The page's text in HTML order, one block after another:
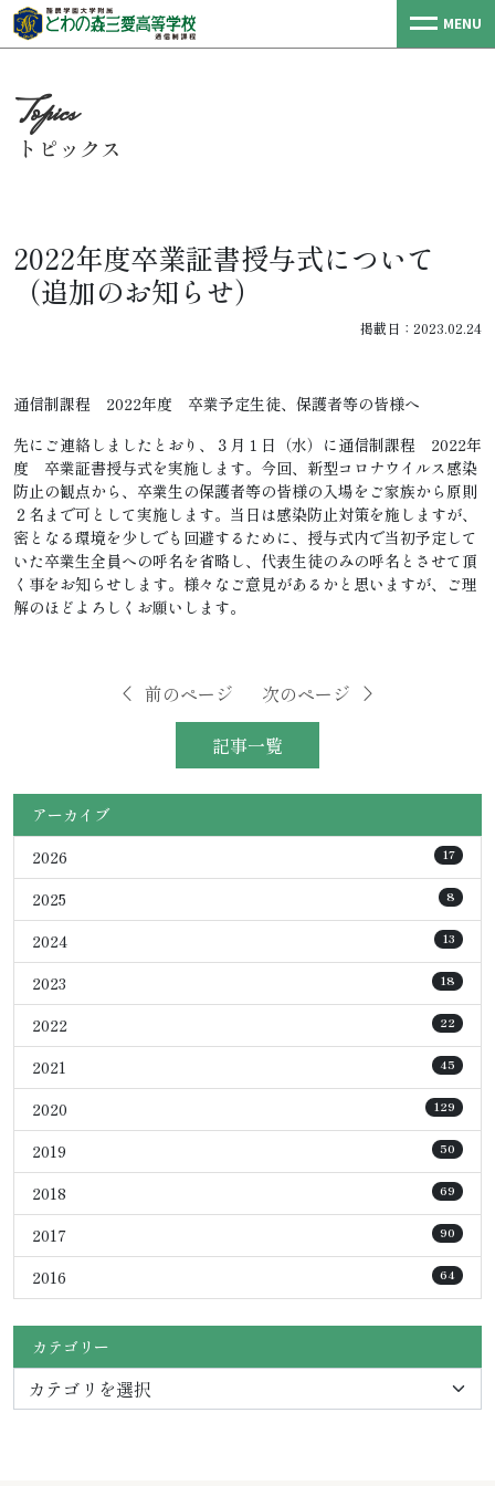
MENU
トピックス
2022年度卒業証書授与式について
（追加のお知らせ）
掲載日：2023.02.24
通信制課程 2022年度 卒業予定生徒、保護者等の皆様へ
先にご連絡しましたとおり、３月１日（水）に通信制課程 2022年
度 卒業証書授与式を実施します。今回、新型コロナウイルス感染
防止の観点から、卒業生の保護者等の皆様の入場をご家族から原則
２名まで可として実施します。当日は感染防止対策を施しますが、
密となる環境を少しでも回避するために、授与式内で当初予定して
いた卒業生全員への呼名を省略し、代表生徒のみの呼名とさせて頂
く事をお知らせします。様々なご意見があるかと思いますが、ご理
解のほどよろしくお願いします。
前のページ
記事一覧
次のページ
アーカイブ
2026
17
2025 8
2024 13
2023 18
2022 22
2021 45
2020 129
2019 50
2018 69
2017 90
2016 64
カテゴリー